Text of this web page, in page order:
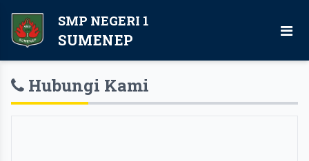
SMP NEGERI 1
SUMENEP
Hubungi Kami